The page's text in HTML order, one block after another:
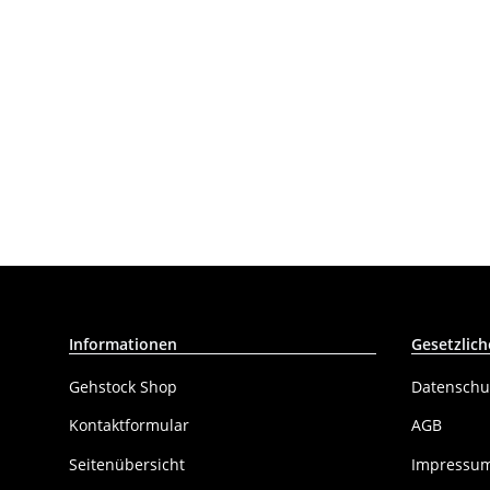
Informationen
Gehstock Shop
Kontaktformular
Seitenübersicht
AGB